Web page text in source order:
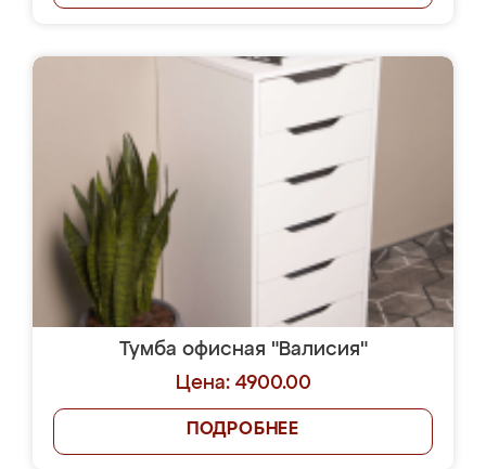
Тумба офисная "Валисия"
Цена: 4900.00
ПОДРОБНЕЕ